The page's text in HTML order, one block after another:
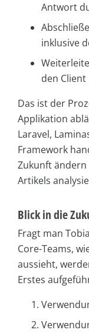
Antwort
inklusive
den Client
Das ist der
Applikation
Laravel,
Framework
Zukunft ändern
Artikels
Blick in die
Fragt man
Core-Teams,
aussieht,
Erstes